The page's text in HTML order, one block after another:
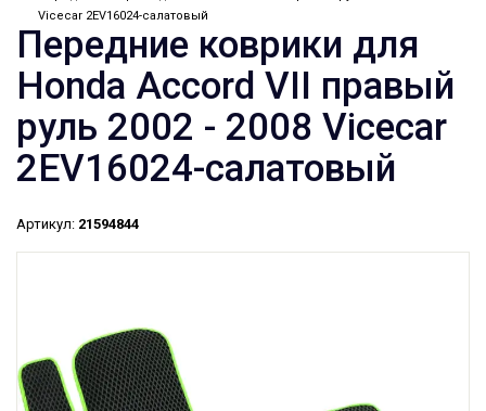
Vicecar 2EV16024-салатовый
Передние коврики для
Honda Accord VII правый
руль 2002 - 2008 Vicecar
2EV16024-салатовый
Артикул: 21594844